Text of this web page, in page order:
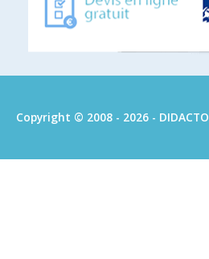
Copyright © 2008 - 2026 - DIDACTO